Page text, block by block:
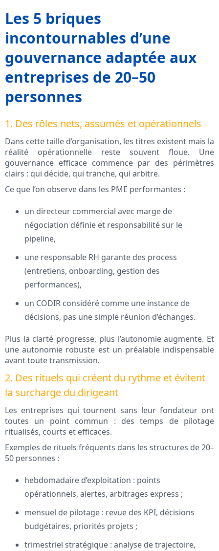
Les 5 briques
incontournables d’une
gouvernance adaptée aux
entreprises de 20–50
personnes
1. Des rôles nets, assumés et opérationnels
Dans cette taille d’organisation, les titres existent mais la
réalité opérationnelle reste souvent floue. Une
gouvernance efficace commence par des périmètres
clairs : qui décide, qui tranche, qui arbitre.
Ce que l’on observe dans les PME performantes :
un directeur commercial avec marge de
négociation définie et responsabilité sur le
pipeline,
une responsable RH garante des process
(entretiens, onboarding, gestion des
performances),
un CODIR considéré comme une instance de
décisions, pas une simple réunion d’échanges.
Plus la clarté progresse, plus l’autonomie augmente. Et
une autonomie robuste est un préalable indispensable
avant toute transmission.
2. Des rituels qui créent du rythme et évitent
la surcharge du dirigeant
Les entreprises qui tournent sans leur fondateur ont
toutes un point commun : des temps de pilotage
ritualisés, courts et efficaces.
Exemples de rituels fréquents dans les structures de 20–
50 personnes :
hebdomadaire d’exploitation : points
opérationnels, alertes, arbitrages express ;
mensuel de pilotage : revue des KPI, décisions
budgétaires, priorités projets ;
trimestriel stratégique : analyse de trajectoire,